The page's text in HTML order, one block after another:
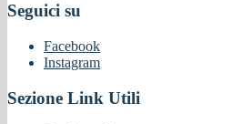
Seguici su
Facebook
Instagram
Sezione Link Utili